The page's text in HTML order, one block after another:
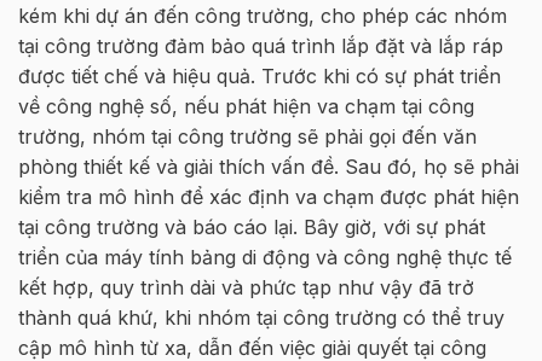
kém khi dự án đến công trường, cho phép các nhóm
tại công trường đảm bảo quá trình lắp đặt và lắp ráp
được tiết chế và hiệu quả. Trước khi có sự phát triển
về công nghệ số, nếu phát hiện va chạm tại công
trường, nhóm tại công trường sẽ phải gọi đến văn
phòng thiết kế và giải thích vấn đề. Sau đó, họ sẽ phải
kiểm tra mô hình để xác định va chạm được phát hiện
tại công trường và báo cáo lại. Bây giờ, với sự phát
triển của máy tính bảng di động và công nghệ thực tế
kết hợp, quy trình dài và phức tạp như vậy đã trở
thành quá khứ, khi nhóm tại công trường có thể truy
cập mô hình từ xa, dẫn đến việc giải quyết tại công